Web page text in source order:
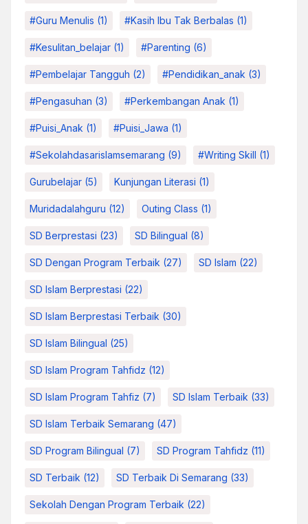
#Guru Menulis (1) #kasih Ibu Tak Berbalas (1)
#kesulitan_belajar (1) #parenting (6)
#pembelajar Tangguh (2) #pendidikan_anak (3)
#pengasuhan (3) #Perkembangan Anak (1)
#Puisi_Anak (1) #Puisi_Jawa (1)
#sekolahdasarislamsemarang (9) #Writing Skill (1)
Gurubelajar (5) Kunjungan Literasi (1)
Muridadalahguru (12) Outing Class (1)
SD Berprestasi (23) SD Bilingual (8)
SD Dengan Program Terbaik (27) SD Islam (22)
SD Islam Berprestasi (22)
SD Islam Berprestasi Terbaik (30)
SD Islam Bilingual (25)
SD Islam Program Tahfidz (12)
SD Islam Program Tahfiz (7) SD Islam Terbaik (33)
SD Islam Terbaik Semarang (47)
SD Program Bilingual (7) SD Program Tahfidz (11)
SD Terbaik (12) SD Terbaik Di Semarang (33)
Sekolah Dengan Program Terbaik (22)